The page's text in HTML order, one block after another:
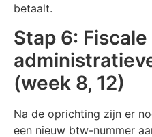
betaalt.
Stap 6: Fiscale
(week 8, 12)
Na de oprichting zijn er
een nieuw btw-nummer